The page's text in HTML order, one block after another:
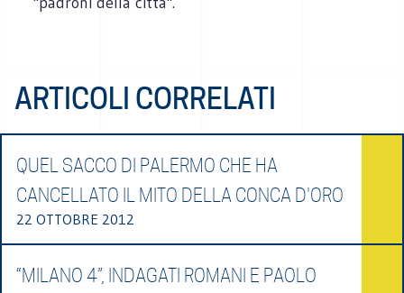
ARTICOLI CORRELATI
QUEL SACCO DI PALERMO CHE HA
CANCELLATO IL MITO DELLA CONCA D'ORO
22 OTTOBRE 2012
“MILANO 4”, INDAGATI ROMANI E PAOLO